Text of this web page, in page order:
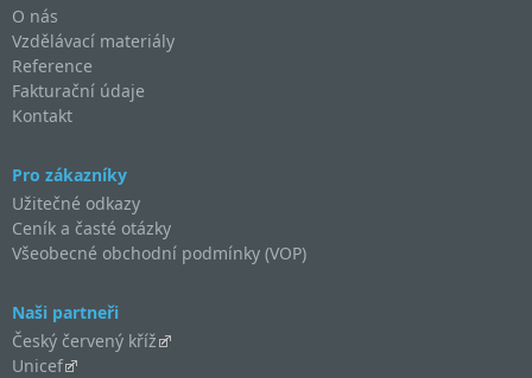
O nás
Vzdělávací materiály
Reference
Fakturační údaje
Kontakt
Pro zákazníky
Užitečné odkazy
Ceník a časté otázky
Všeobecné obchodní podmínky (VOP)
Naši partneři
Český červený kříž
Unicef